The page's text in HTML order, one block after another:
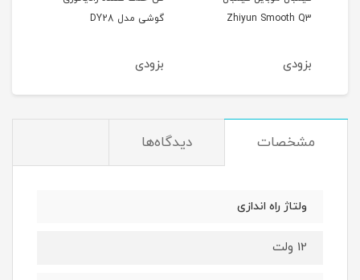
Zhiyun Smooth Q3
بزودی
گوشی مدل DY28
بزودی
مشخصات دیدگاه‌ها
ولتاژ راه اندازی
12 ولت